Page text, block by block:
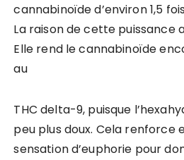
cannabinoïde d’environ 1,5
La raison de cette puissance
Elle rend le cannabinoïde
au
THC delta-9, puisque
peu plus doux. Cela renforce
sensation d’euphorie pour